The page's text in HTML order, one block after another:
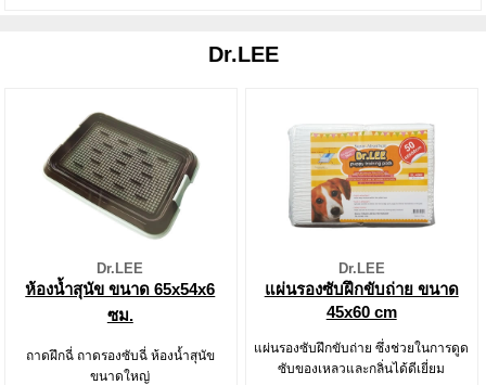
Dr.LEE
Dr.LEE
ห้องน้ำสุนัข ขนาด 65x54x6
ซม.
ถาดฝึกฉี่ ถาดรองซับฉี่ ห้องน้ำสุนัข
ขนาดใหญ่
Dr.LEE
แผ่นรองซับฝึกขับถ่าย ขนาด
45x60 cm
แผ่นรองซับฝึกขับถ่าย ซึ่งช่วยในการดูด
ซับของเหลวและกลิ่นได้ดีเยี่ยม